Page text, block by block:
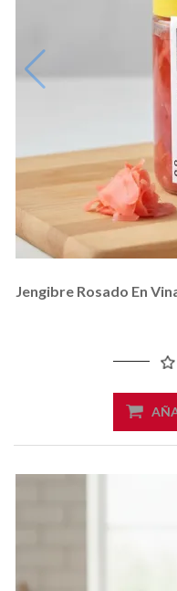
Jengibre Rosado En